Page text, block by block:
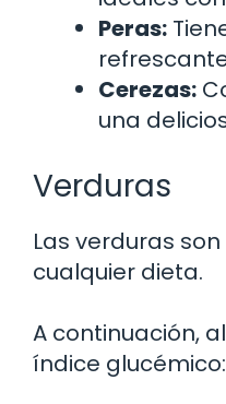
Peras:
Cerezas:
una
Verduras
Las verduras
cualquier dieta.
A continuación,
índice glucémico: